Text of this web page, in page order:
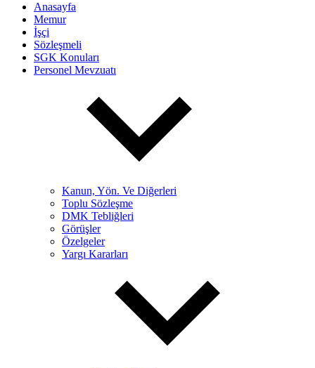
Anasayfa
Memur
İşçi
Sözleşmeli
SGK Konuları
Personel Mevzuatı
Kanun, Yön. Ve Diğerleri
Toplu Sözleşme
DMK Tebliğleri
Görüşler
Özelgeler
Yargı Kararları